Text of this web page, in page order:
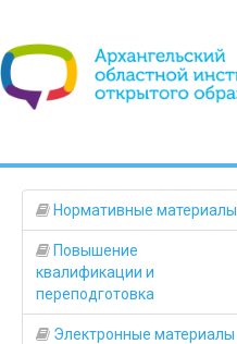
Нормативные материалы
Повышение
квалификации и
переподготовка
Электронные материалы